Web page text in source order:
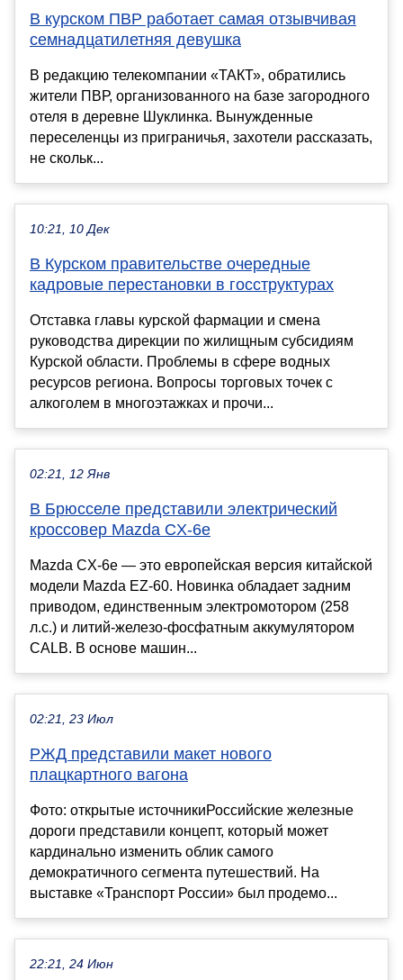
В курском ПВР работает самая отзывчивая
семнадцатилетняя девушка
В редакцию телекомпании «ТАКТ», обратились
жители ПВР, организованного на базе загородного
отеля в деревне Шуклинка. Вынужденные
переселенцы из приграничья, захотели рассказать,
не скольк...
10:21, 10 Дек
В Курском правительстве очередные
кадровые перестановки в госструктурах
Отставка главы курской фармации и смена
руководства дирекции по жилищным субсидиям
Курской области. Проблемы в сфере водных
ресурсов региона. Вопросы торговых точек с
алкоголем в многоэтажках и прочи...
02:21, 12 Янв
В Брюсселе представили электрический
кроссовер Mazda CX-6e
Mazda CX-6e — это европейская версия китайской
модели Mazda EZ-60. Новинка обладает задним
приводом, единственным электромотором (258
л.с.) и литий-железо-фосфатным аккумулятором
CALB. В основе машин...
02:21, 23 Июл
РЖД представили макет нового
плацкартного вагона
Фото: открытые источникиРоссийские железные
дороги представили концепт, который может
кардинально изменить облик самого
демократичного сегмента путешествий. На
выставке «Транспорт России» был продемо...
22:21, 24 Июн